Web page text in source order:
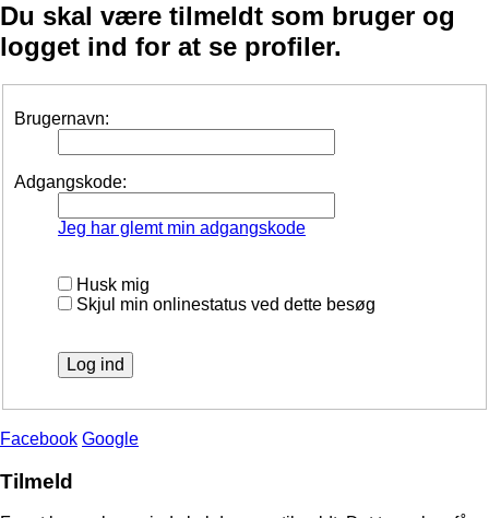
Du skal være tilmeldt som bruger og
logget ind for at se profiler.
Brugernavn:
Adgangskode:
Jeg har glemt min adgangskode
Husk mig
Skjul min onlinestatus ved dette besøg
Facebook Google
Tilmeld